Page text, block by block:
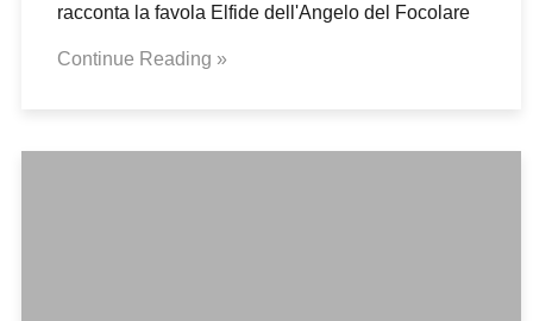
racconta la favola Elfide dell'Angelo del Focolare
Continue Reading »